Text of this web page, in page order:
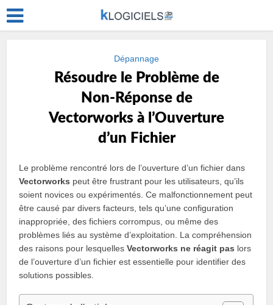
Dépannage
Résoudre le Problème de
Non-Réponse de
Vectorworks à l’Ouverture
d’un Fichier
Le problème rencontré lors de l’ouverture d’un fichier dans
Vectorworks peut être frustrant pour les utilisateurs, qu’ils
soient novices ou expérimentés. Ce malfonctionnement peut
être causé par divers facteurs, tels qu’une configuration
inappropriée, des fichiers corrompus, ou même des
problèmes liés au système d’exploitation. La compréhension
des raisons pour lesquellesVectorworks ne réagit pas lors
de l’ouverture d’un fichier est essentielle pour identifier des
solutions possibles.